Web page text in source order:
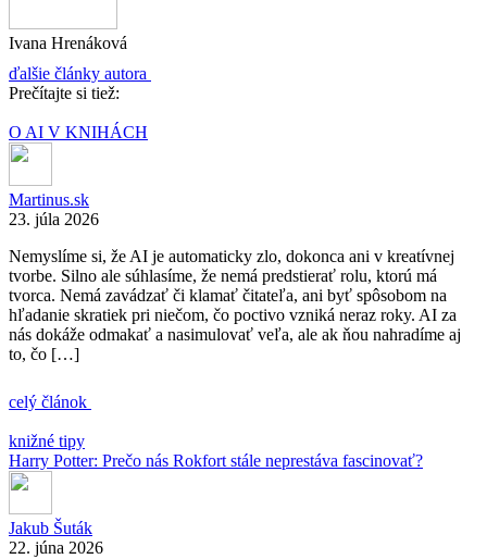
Ivana Hrenáková
ďalšie články autora
Prečítajte si tiež:
O AI V KNIHÁCH
Martinus.sk
23. júla 2026
Nemyslíme si, že AI je automaticky zlo, dokonca ani v kreatívnej
tvorbe. Silno ale súhlasíme, že nemá predstierať rolu, ktorú má
tvorca. Nemá zavádzať či klamať čitateľa, ani byť spôsobom na
hľadanie skratiek pri niečom, čo poctivo vzniká neraz roky. AI za
nás dokáže odmakať a nasimulovať veľa, ale ak ňou nahradíme aj
to, čo […]
celý článok
knižné tipy
Harry Potter: Prečo nás Rokfort stále neprestáva fascinovať?
Jakub Šuták
22. júna 2026